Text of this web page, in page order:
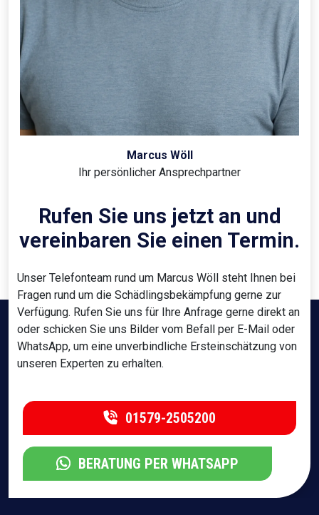
Marcus Wöll
Ihr persönlicher Ansprechpartner
Rufen Sie uns jetzt an und
vereinbaren Sie einen Termin.
Unser Telefonteam rund um Marcus Wöll steht Ihnen bei
Fragen rund um die Schädlingsbekämpfung gerne zur
Verfügung. Rufen Sie uns für Ihre Anfrage gerne direkt an
oder schicken Sie uns Bilder vom Befall per E-Mail oder
WhatsApp, um eine unverbindliche Ersteinschätzung von
unseren Experten zu erhalten.
01579-2505200
BERATUNG PER WHATSAPP